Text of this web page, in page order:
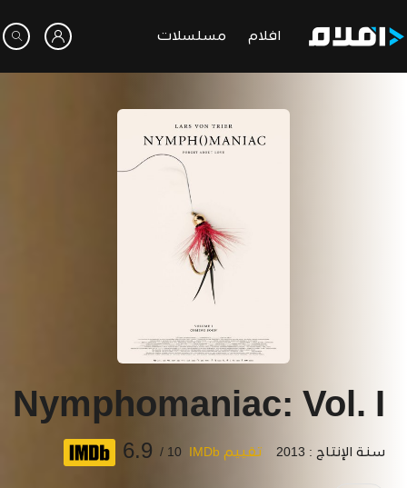
افلام مسلسلات
Nymphomaniac: Vol. I
سنة الإنتاج : 2013 تقييم IMDb 10 /
6.9